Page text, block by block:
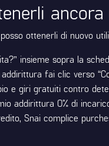
ottenerli di nuovo
insieme sopra la
fai clic verso
e giri gratuiti contro
addirittura 0% di
Snai complice